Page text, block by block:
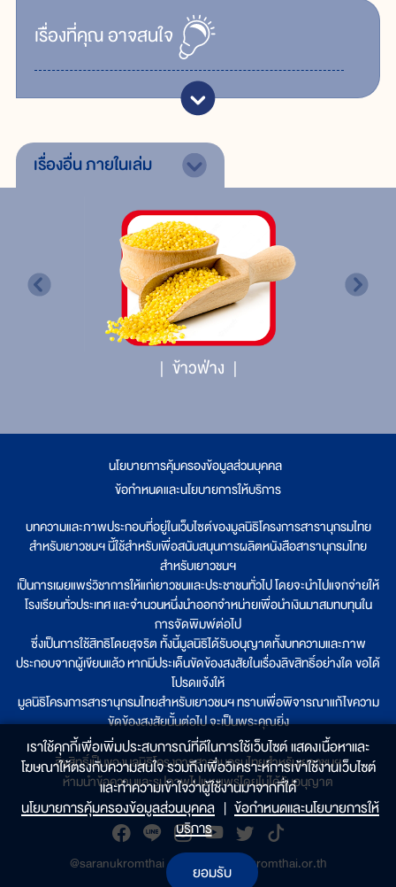
เรื่ิองที่คุณอาจสนใจ
เรื่องอื่นภายในเล่ม
ข้าวฟ่าง
นโยบายการคุ้มครองข้อมูลส่วนบุคคล
ข้อกำหนดและนโยบายการให้บริการ
บทความและภาพประกอบที่อยู่ในเว็บไซต์ของมูลนิธิโครงการสารานุกรมไทย
สำหรับเยาวชนฯ นี้ใช้สำหรับเพื่อสนับสนุนการผลิตหนังสือสารานุกรมไทย
สำหรับเยาวชนฯ
เป็นการเผยแพร่วิชาการให้แก่เยาวชนและประชาชนทั่วไป โดยจะนำไปแจกจ่ายให้
โรงเรียนทั่วประเทศ และจำนวนหนึ่งนำออกจำหน่ายเพื่อนำเงินมาสมทบทุนใน
การจัดพิมพ์ต่อไป
ซึ่งเป็นการใช้สิทธิโดยสุจริต ทั้งนี้มูลนิธิได้รับอนุญาตทั้งบทความและภาพ
ประกอบจากผู้เขียนแล้ว หากมีประเด็นขัดข้องสงสัยในเรื่องลิขสิทธิ์อย่างใด ขอได้
โปรดแจ้งให้
มูลนิธิโครงการสารานุกรมไทยสำหรับเยาวชนฯ ทราบเพื่อพิจารณาแก้ไขความ
ขัดข้องสงสัยนั้นต่อไป จะเป็นพระคุณยิ่ง
ลิขสิทธิ์เป็นของมูลนิธิโครงการสารานุกรมไทยสำหรับเยาวชนฯ
ห้ามนำข้อความและรูปภาพไปเผยแพร่โดยไม่ได้รับอนุญาต
@saranukromthai | www.saranukromthai.or.th
เราใช้คุกกี้เพื่อเพิ่มประสบการณ์ที่ดีในการใช้เว็บไซต์ แสดงเนื้อหาและ
โฆษณาให้ตรงกับความสนใจ รวมถึงเพื่อวิเคราะห์การเข้าใช้งานเว็บไซต์
และทำความเข้าใจว่าผู้ใช้งานมาจากที่ใด๋
นโยบายการคุ้มครองข้อมูลส่วนบุคคล | ข้อกำหนดและนโยบายการให้
บริการ
ยอมรับ